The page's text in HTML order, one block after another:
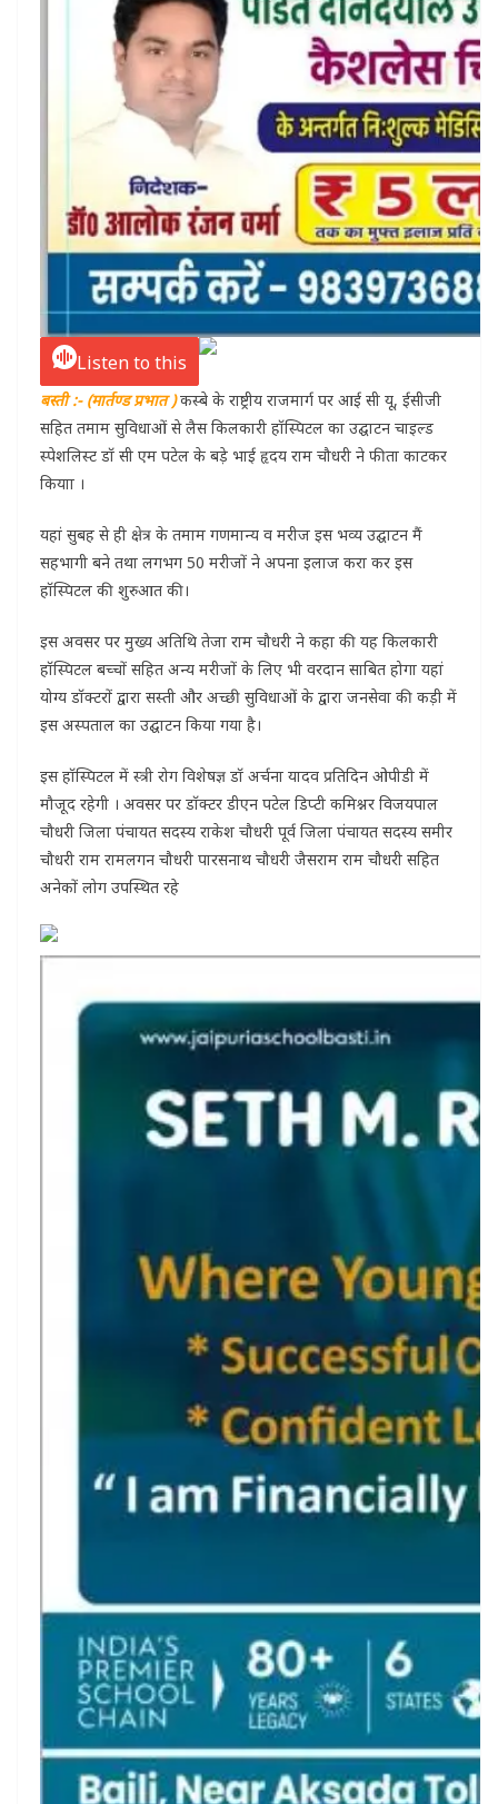
Listen to this
बस्ती :- (मार्तण्ड प्रभात )कस्बे के राष्ट्रीय राजमार्ग पर आई सी यू, ईसीजी
सहित तमाम सुविधाओं से लैस किलकारी हॉस्पिटल का उद्घाटन चाइल्ड
स्पेशलिस्ट डॉ सी एम पटेल के बड़े भाई हृदय राम चौधरी ने फीता काटकर
कियाा ।
यहां सुबह से ही क्षेत्र के तमाम गणमान्य व मरीज इस भव्य उद्घाटन मैं
सहभागी बने तथा लगभग 50 मरीजों ने अपना इलाज करा कर इस
हॉस्पिटल की शुरुआत की।
इस अवसर पर मुख्य अतिथि तेजा राम चौधरी ने कहा की यह किलकारी
हॉस्पिटल बच्चों सहित अन्य मरीजों के लिए भी वरदान साबित होगा यहां
योग्य डॉक्टरों द्वारा सस्ती और अच्छी सुविधाओं के द्वारा जनसेवा की कड़ी में
इस अस्पताल का उद्घाटन किया गया है।
इस हॉस्पिटल में स्त्री रोग विशेषज्ञ डॉ अर्चना यादव प्रतिदिन ओपीडी में
मौजूद रहेगी । अवसर पर डॉक्टर डीएन पटेल डिप्टी कमिश्नर विजयपाल
चौधरी जिला पंचायत सदस्य राकेश चौधरी पूर्व जिला पंचायत सदस्य समीर
चौधरी राम रामलगन चौधरी पारसनाथ चौधरी जैसराम राम चौधरी सहित
अनेकों लोग उपस्थित रहे